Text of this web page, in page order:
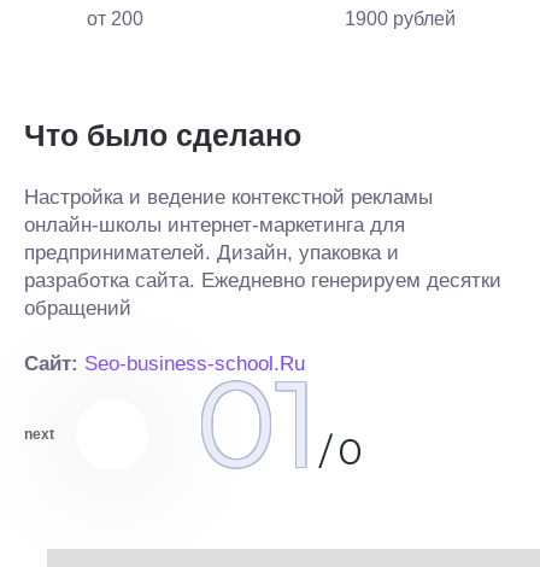
от 200 1900 рублей
Что было сделано
Настройка и ведение контекстной рекламы
онлайн-школы интернет-маркетинга для
предпринимателей. Дизайн, упаковка и
разработка сайта. Ежедневно генерируем десятки
обращений
Сайт: Seo-business-school.Ru
next 01/0